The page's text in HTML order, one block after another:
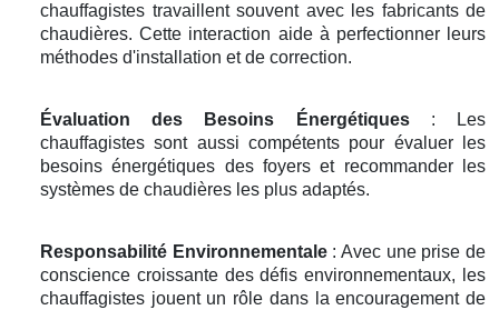
chauffagistes travaillent souvent avec les fabricants de
chaudières. Cette interaction aide à perfectionner leurs
méthodes d'installation et de correction.
Évaluation des Besoins Énergétiques: Les
chauffagistes sont aussi compétents pour évaluer les
besoins énergétiques des foyers et recommander les
systèmes de chaudières les plus adaptés.
Responsabilité Environnementale: Avec une prise de
conscience croissante des défis environnementaux, les
chauffagistes jouent un rôle dans la encouragement de